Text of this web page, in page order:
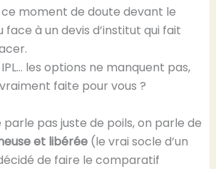
moment de doute devant le
à un devis d’institut qui fait
les options ne manquent pas,
faite pour vous ?
parle pas juste de poils, on parle de
et libérée(le vrai socle d’un
de faire le comparatif